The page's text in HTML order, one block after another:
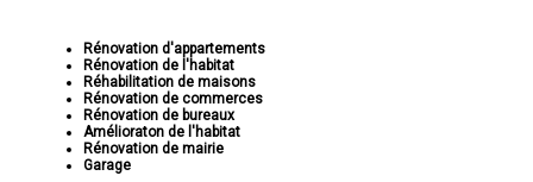
Rénovation d'appartements
Rénovation de l'habitat
Réhabilitation de maisons
Rénovation de commerces
Rénovation de bureaux
Amélioraton de l'habitat
Rénovation de mairie
Garage